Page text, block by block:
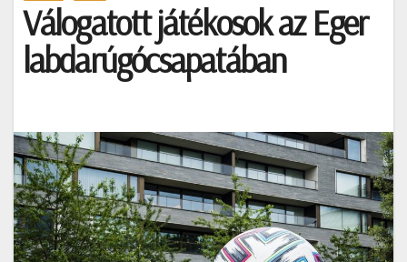
Válogatott játékosok az Eger
labdarúgócsapatában